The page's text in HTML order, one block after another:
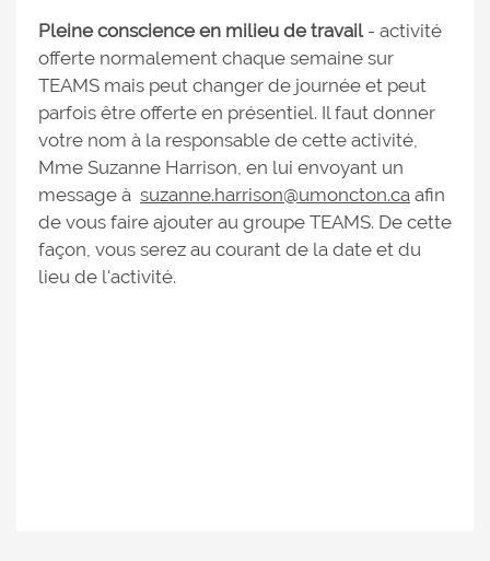
Pleine conscience en milieu de travail- activité
offerte normalement chaque semaine sur
TEAMS mais peut changer de journée et peut
parfois être offerte en présentiel. Il faut donner
votre nom à la responsable de cette activité,
Mme Suzanne Harrison, en lui envoyant un
message à suzanne.harrison@umoncton.ca afin
de vous faire ajouter au groupe TEAMS. De cette
façon, vous serez au courant de la date et du
lieu de l'activité.